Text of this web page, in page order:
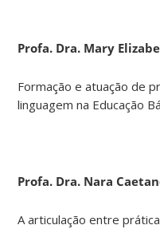
Profa. Dra. Mary
Formação e atuação de
linguagem na Educação
Profa. Dra. Nara
A articulação entre